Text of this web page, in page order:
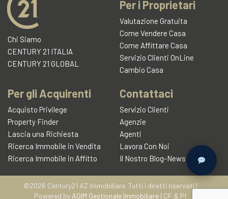
Chi Siamo
CENTURY 21 ITALIA
CENTURY 21 GLOBAL
Per i Proprietari
Valutazione Gratuita
Come Vendere Casa
Come Affittare Casa
Servizio Clienti OnLine
Cambio Casa
Per gli Acquirenti
Acquisto Privilege
Property Finder
Lascia una Richiesta
Ricerca Immobile in Vendita
Ricerca Immobile in Affitto
Contattaci
Servizio Clienti
Agenzie
Agenti
Lavora Con Noi
Il Nostro Blog-News
©2026 Century21 AZ Immobiliare. Tutti i diretti riservati |
Powered by AGIM Gestionale Immobiliare | CF & PI